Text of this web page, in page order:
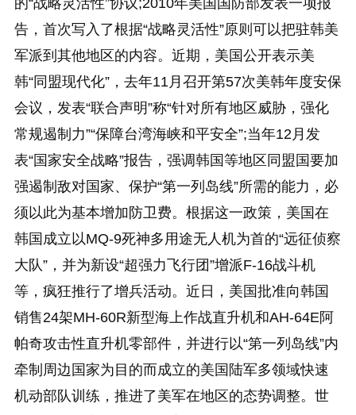
的“战略灵活性”协议;2010年美国国防部发表一项报
告，首次写入了根据“战略灵活性”原则可以把驻韩美
军派到其他地区的内容。近期，美国公开表示美
韩“同盟现代化”，去年11月召开第57次美韩年度安保
会议，发表“联合声明”称“针对所有地区威胁，强化
常规遏制力”“保障台湾海峡和平安全”;当年12月发
表“国家安全战略”报告，强调韩国等地区同盟国要加
强遏制敌对国家、保护“第一列岛线”所需的能力，必
须以此为基本增加防卫费。根据这一政策，美国在
韩国成立以MQ-9死神多用途无人机为首的“远征侦察
大队”，并为新设“超强力飞行团”增派F-16战斗机
等，疯狂推行了增兵活动。近日，美国批准向韩国
销售24架MH-60R新型海上作战直升机和AH-64E阿
帕奇攻击性直升机零部件，并进行以“第一列岛线”内
牵制周边国家为目的而成立的美国陆军多领域快速
机动部队训练，推进了美军在地区的态势调整。世